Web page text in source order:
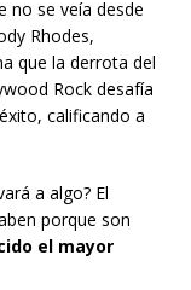
no se veía desde
Rhodes,
que la derrota del
Rock desafía
calificando a
a algo? El
porque son
el mayor